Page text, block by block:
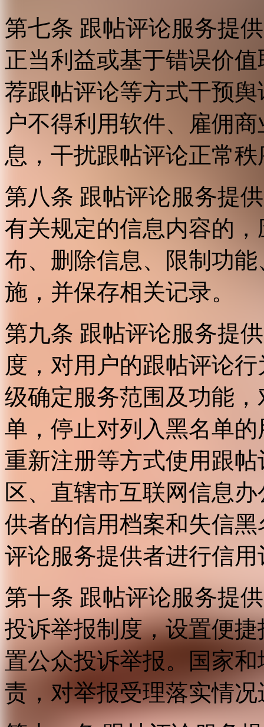
第七条 跟帖评论服务提
正当利益或基于错误价
荐跟帖评论等方式干预
户不得利用软件、雇佣
息，干扰跟帖评论正常
第八条 跟帖评论服务提
有关规定的信息内容的
布、删除信息、限制功
施，并保存相关记录。
第九条 跟帖评论服务提
度，对用户的跟帖评论
级确定服务范围及功能
单，停止对列入黑名单
重新注册等方式使用跟
区、直辖市互联网信息
供者的信用档案和失信
评论服务提供者进行信用
第十条 跟帖评论服务提
投诉举报制度，设置便
置公众投诉举报。国家
责，对举报受理落实情